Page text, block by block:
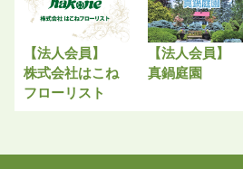
【法人会員】
株式会社はこね
フローリスト
【法人会員】
真鍋庭園